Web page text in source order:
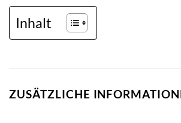
Inhalt
ZUSÄTZLICHE